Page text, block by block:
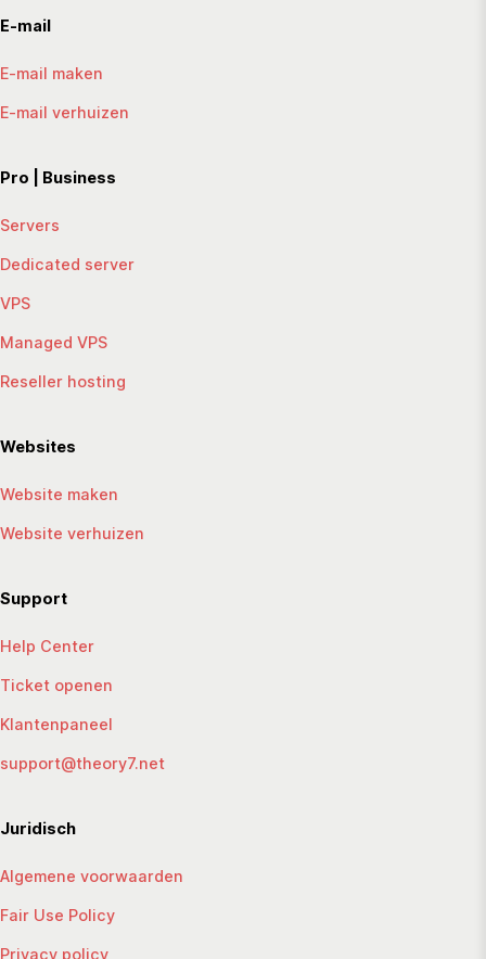
E-mail
E-mail maken
E-mail verhuizen
Pro | Business
Servers
Dedicated server
VPS
Managed VPS
Reseller hosting
Websites
Website maken
Website verhuizen
Support
Help Center
Ticket openen
Klantenpaneel
support@theory7.net
Juridisch
Algemene voorwaarden
Fair Use Policy
Privacy policy